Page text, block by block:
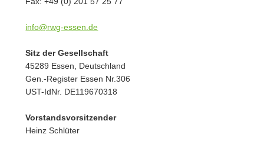
info@rwg-essen.de
Sitz der Gesellschaft
45289 Essen, Deutschland
Gen.-Register Essen Nr.306
UST-IdNr. DE119670318
Vorstandsvorsitzender
Heinz Schlüter